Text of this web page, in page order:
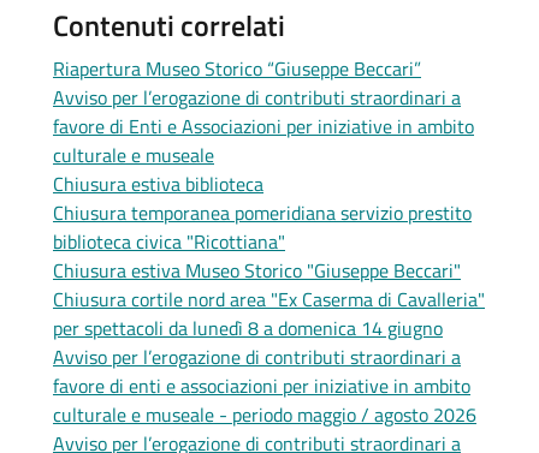
Contenuti correlati
Riapertura Museo Storico “Giuseppe Beccari”
Avviso per l’erogazione di contributi straordinari a
favore di Enti e Associazioni per iniziative in ambito
culturale e museale
Chiusura estiva biblioteca
Chiusura temporanea pomeridiana servizio prestito
biblioteca civica "Ricottiana"
Chiusura estiva Museo Storico "Giuseppe Beccari"
Chiusura cortile nord area "Ex Caserma di Cavalleria"
per spettacoli da lunedì 8 a domenica 14 giugno
Avviso per l’erogazione di contributi straordinari a
favore di enti e associazioni per iniziative in ambito
culturale e museale - periodo maggio / agosto 2026
Avviso per l’erogazione di contributi straordinari a